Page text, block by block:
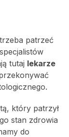
patrzeć
tutaj lekarze
który patrzył
stan zdrowia
do